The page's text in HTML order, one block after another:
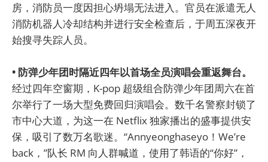
房，消防员一度因担心坍塌无法进入。官员在派遣无人
消防机器人冷却结构并进行安全检查后，于周五深夜开
始搜寻失踪人员。
• 防弹少年团时隔近四年以首场全员演唱会重返舞台。
经过四年空窗期，K-pop 超级组合防弹少年团周六在首
尔举行了一场大型免费回归演唱会。数千名警察封锁了
市中心大道，为这一在 Netflix 独家播出的盛事提供安
保，吸引了数万名歌迷。“Annyeonghaseyo！We’re
back，”队长 RM 向人群喊道，使用了韩语的“你好”，